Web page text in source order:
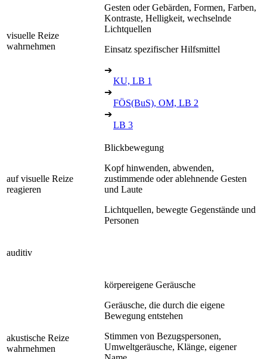
visuelle Reize
wahrnehmen
Gesten oder Gebärden, Formen, Farben,
Kontraste, Helligkeit, wechselnde
Lichtquellen
Einsatz spezifischer Hilfsmittel
➔
KU, LB 1
➔
FÖS(BuS), OM, LB 2
➔
LB 3
auf visuelle Reize
reagieren
Blickbewegung
Kopf hinwenden, abwenden,
zustimmende oder ablehnende Gesten
und Laute
Lichtquellen, bewegte Gegenstände und
Personen
auditiv
akustische Reize
wahrnehmen
körpereigene Geräusche
Geräusche, die durch die eigene
Bewegung entstehen
Stimmen von Bezugspersonen,
Umweltgeräusche, Klänge, eigener